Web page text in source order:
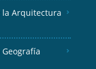
la Arquitectura